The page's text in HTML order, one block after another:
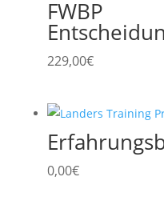
FWBP
229,00€
0,00€